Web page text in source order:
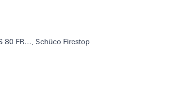
80 FR…, Schüco Firestop